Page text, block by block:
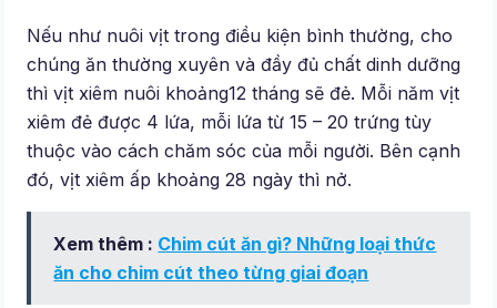
Nếu như nuôi vịt trong điều kiện bình thường, cho
chúng ăn thường xuyên và đầy đủ chất dinh dưỡng
thì vịt xiêm nuôi khoảng12 tháng sẽ đẻ. Mỗi năm vịt
xiêm đẻ được 4 lứa, mỗi lứa từ 15 – 20 trứng tùy
thuộc vào cách chăm sóc của mỗi người. Bên cạnh
đó, vịt xiêm ấp khoảng 28 ngày thì nở.
Xem thêm : Chim cút ăn gì? Những loại thức
ăn cho chim cút theo từng giai đoạn